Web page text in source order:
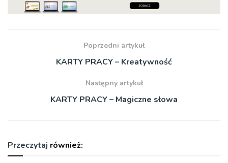
Poprzedni artykuł
KARTY PRACY – Kreatywność
Następny artykuł
KARTY PRACY – Magiczne słowa
Przeczytaj również: